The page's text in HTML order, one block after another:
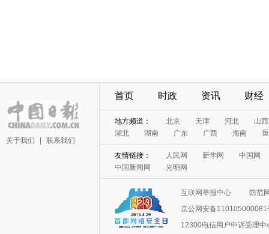
关于我们 联系我们
首页 时政 资讯 财经
地方频道： 北京 天津 河北
山西
湖北
湖南 广东 广西 海南
友情链接： 人民网 新华网
中国网
中国新闻网
光明网
互联网举报中心
防范
京公网安备110105000081
12300电信用户申诉受理中